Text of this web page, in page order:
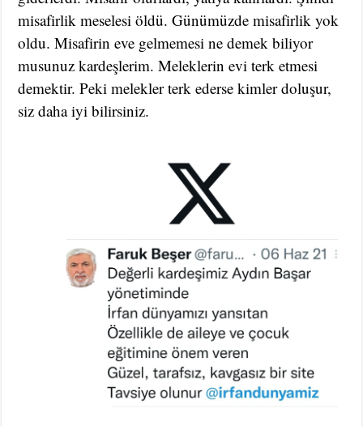
misafirlik meselesi öldü. Günümüzde misafirlik yok
oldu. Misafirin eve gelmemesi ne demek biliyor
musunuz kardeşlerim. Meleklerin evi terk etmesi
demektir. Peki melekler terk ederse kimler doluşur,
siz daha iyi bilirsiniz.